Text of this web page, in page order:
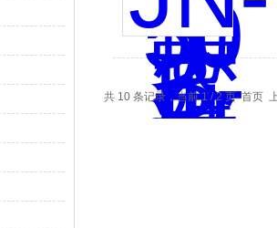
共 10 条记录，当前 1 / 2 页 首页